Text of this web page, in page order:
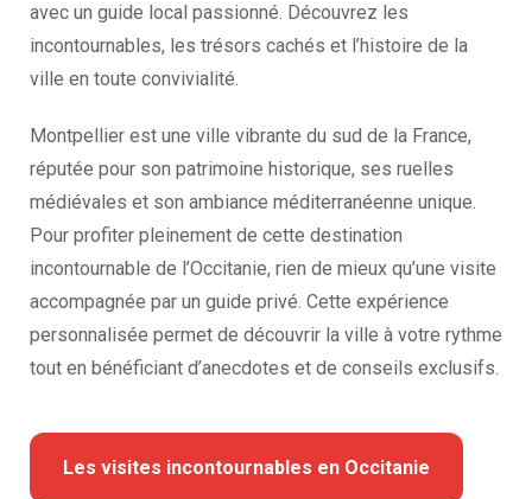
avec un guide local passionné. Découvrez les
incontournables, les trésors cachés et l’histoire de la
ville en toute convivialité.
Montpellier est une ville vibrante du sud de la France,
réputée pour son patrimoine historique, ses ruelles
médiévales et son ambiance méditerranéenne unique.
Pour profiter pleinement de cette destination
incontournable de l’Occitanie, rien de mieux qu’une visite
accompagnée par un guide privé. Cette expérience
personnalisée permet de découvrir la ville à votre rythme
tout en bénéficiant d’anecdotes et de conseils exclusifs.
Les visites incontournables en Occitanie